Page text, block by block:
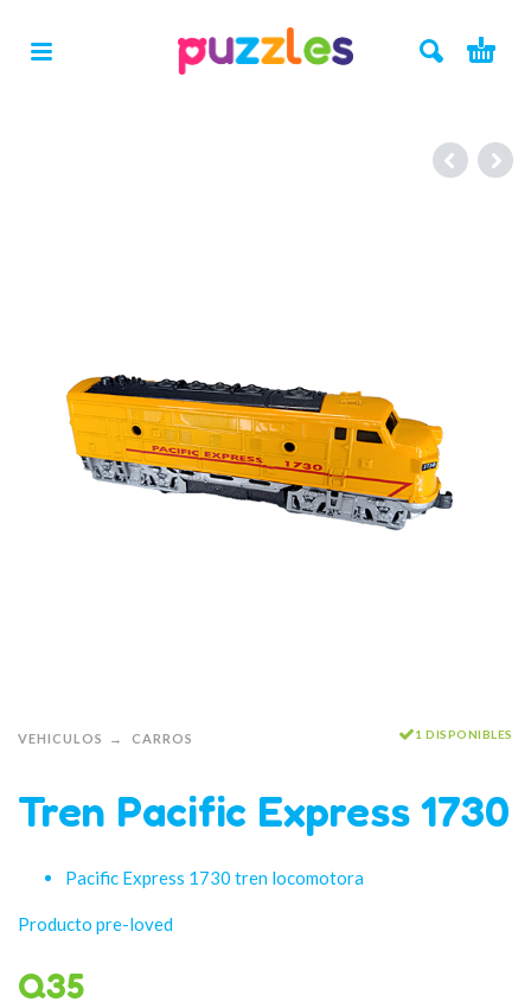
VEHICULOS CARROS 1 DISPONIBLES
Tren Pacific Express 1730
Pacific Express 1730 tren locomotora
Producto pre-loved
Q35